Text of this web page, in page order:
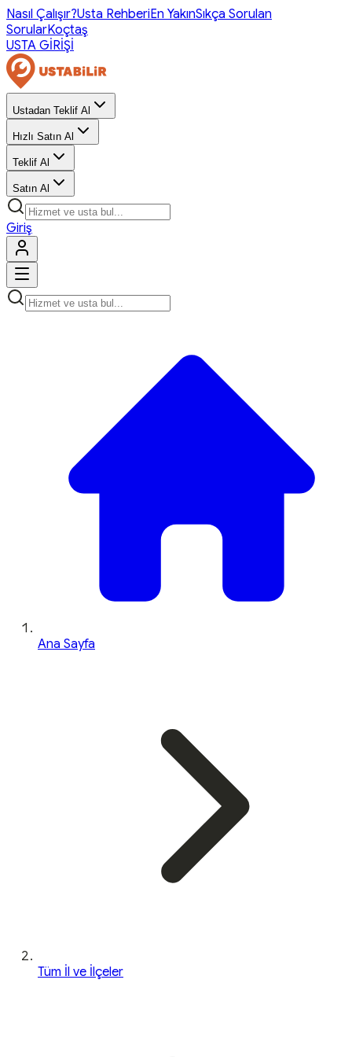
Nasıl Çalışır?Usta RehberiEn YakınSıkça Sorulan
SorularKoçtaş
USTA GİRİŞİ
Ustadan Teklif Al
Hızlı Satın Al
Teklif Al
Satın Al
Giriş
Ana Sayfa
Tüm İl ve İlçeler